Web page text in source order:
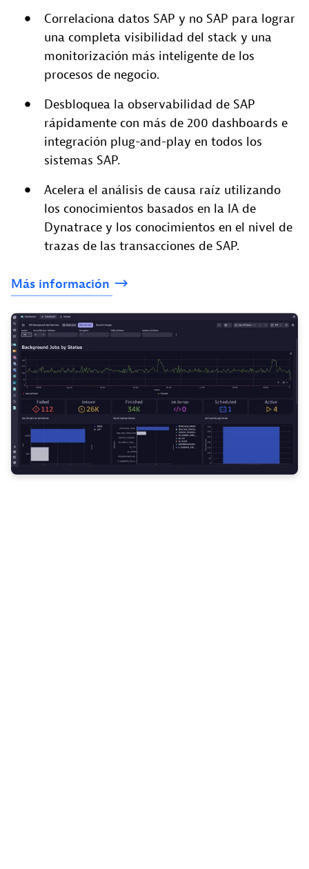
Correlaciona datos SAP y no SAP para lograr
una completa visibilidad del stack y una
monitorización más inteligente de los
procesos de negocio.
Desbloquea la observabilidad de SAP
rápidamente con más de 200 dashboards e
integración plug-and-play en todos los
sistemas SAP.
Acelera el análisis de causa raíz utilizando
los conocimientos basados en la IA de
Dynatrace y los conocimientos en el nivel de
trazas de las transacciones de SAP.
Más información